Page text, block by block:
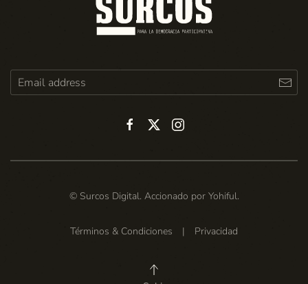
© Surcos Digital. Accionado por Yohiful.
Términos & Condiciones | Privacidad